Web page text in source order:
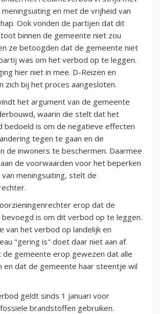
en met de vrijheid van
Ook vonden de partijen dat dit
binnen de gemeente niet zou
ze betoogden dat de gemeente niet
was om het verbod op te leggen.
hier niet in mee. D-Reizen en
zich bij het proces aangesloten.
het argument van de gemeente
waarin die stelt dat het
bedoeld is om de negatieve effecten
tegen te gaan en de
de inwoners te beschermen. Daarmee
de voorwaarden voor het beperken
meningsuiting, stelt de
erop dat de
is om dit verbod op te leggen.
van het verbod op landelijk en
"gering is" doet daar niet aan af.
gemeente erop gewezen dat alle
en dat de gemeente haar steentje wil
geldt sinds 1 januari voor
brandstoffen gebruiken.